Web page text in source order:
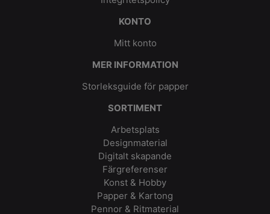
KONTO
Mitt konto
MER INFORMATION
Storleksguide för papper
SORTIMENT
Arbetsplats
Designmaterial
Digitalt skapande
Färgreferenser
Konst & Hobby
Papper & Kartong
Pennor & Ritmaterial